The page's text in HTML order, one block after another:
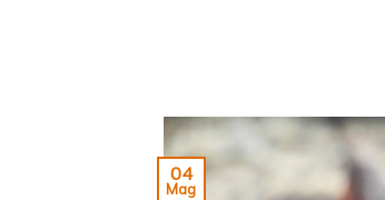
04
Mag